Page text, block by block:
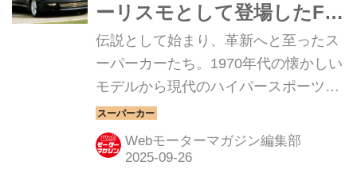
ーリスモとして登場したFR
モデル【スーパーカークロ
ニクル・完全版／031】
伝説として始まり、革新へと至ったス
ーパーカーたち。1970年代の懐かしい
モデルから現代のハイパースポーツま
で紹介していこう。今回は、フェラー
リ 456GTだ。
Webモーターマガジン編集部